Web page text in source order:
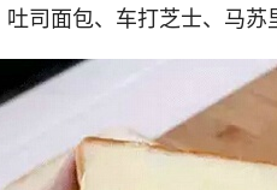
司面包、车打芝士、马